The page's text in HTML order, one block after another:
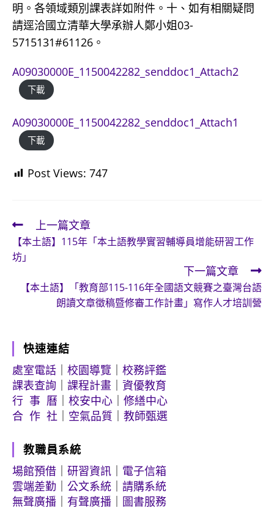
明。各領域類別課表詳如附件。十、如有相關疑問
請逕洽國立清華大學承辦人鄭小姐03-
5715131#61126。
A09030000E_1150042282_senddoc1_Attach2
下載
A09030000E_1150042282_senddoc1_Attach1
下載
Post Views: 747
Read
more
articles
上一篇文章
【本土語】115年「本土語教學實習輔導員增能研習工作
坊」
下一篇文章
【本土語】「教育部115-116年全國語文競賽之臺灣台語
朗讀文章徵稿暨修審工作計畫」寫作人才培訓營
快速連結
處室電話
校園導覽
校務評鑑
課表查詢
課程計畫
資優教育
行 事 曆
校安中心
修繕中心
合 作 社
空氣品質 教師甄選
教職員系統
場館預借
研習資訊
電子信箱
雲端差勤
公文系統
請購系統
無聲廣播
有聲廣播 圖書服務